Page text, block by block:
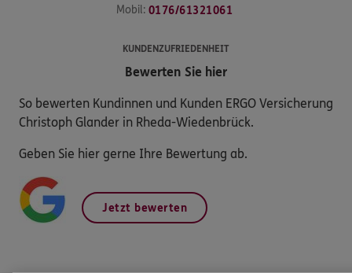
Mobil: 0176/61321061
KUNDENZUFRIEDENHEIT
Bewerten Sie hier
So bewerten Kundinnen und Kunden ERGO Versicherung
Christoph Glander in Rheda-Wiedenbrück.
Geben Sie hier gerne Ihre Bewertung ab.
Jetzt bewerten